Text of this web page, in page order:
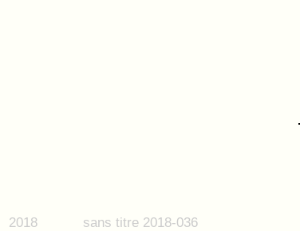
2018 sans titre 2018-036